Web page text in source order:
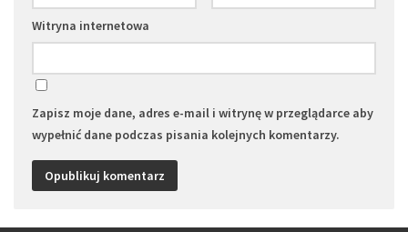
Witryna internetowa
Zapisz moje dane, adres e-mail i witrynę w przeglądarce aby
wypełnić dane podczas pisania kolejnych komentarzy.